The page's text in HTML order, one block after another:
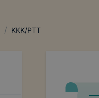
/ KKK/PTT